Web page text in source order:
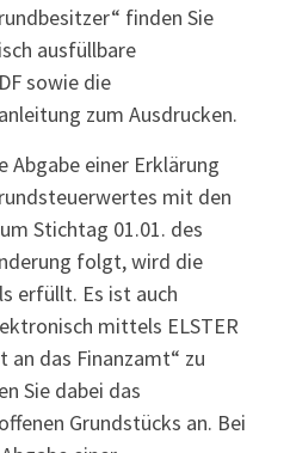
finden Sie
ausfüllbare
sowie die
zum Ausdrucken.
Abgabe einer Erklärung
mit den
Stichtag 01.01. des
folgt, wird die
erfüllt. Es ist auch
mittels ELSTER
an das Finanzamt“ zu
Sie dabei das
Grundstücks an. Bei